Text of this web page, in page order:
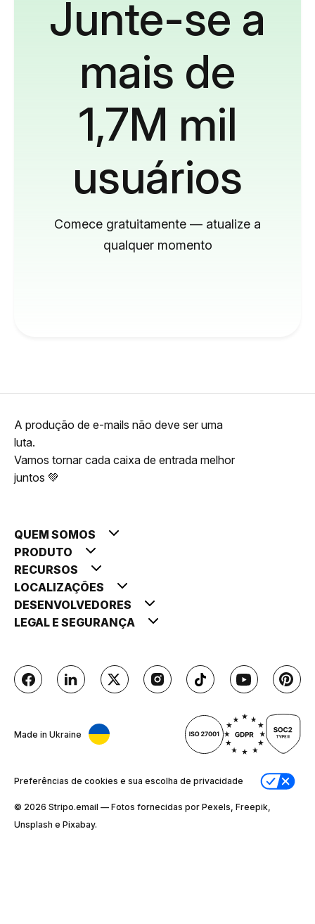
Junte-se a
mais de
1,7M mil
usuários
Comece gratuitamente — atualize a
qualquer momento
A produção de e-mails não deve ser uma
luta.
Vamos tornar cada caixa de entrada melhor
juntos 💚
QUEM SOMOS
PRODUTO
RECURSOS
LOCALIZAÇÕES
DESENVOLVEDORES
LEGAL E SEGURANÇA
Made in Ukraine
Preferências de cookies e sua escolha de privacidade
© 2026 Stripо.email — Fotos fornecidas por Pexels, Freepik,
Unsplash e Pixabay.